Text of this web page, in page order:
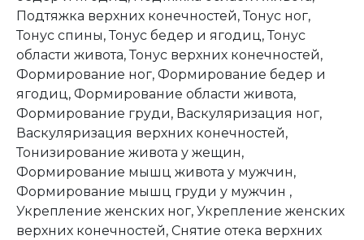
Подтяжка верхних конечностей, Тонус ног,
Тонус спины, Тонус бедер и ягодиц, Тонус
области живота, Тонус верхних конечностей,
Формирование ног, Формирование бедер и
ягодиц, Формирование области живота,
Формирование груди, Васкуляризация ног,
Васкуляризация верхних конечностей,
Тонизирование живота у жещин,
Формирование мышц живота у мужчин,
Формирование мышц груди у мужчин ,
Укрепление женских ног, Укрепление женских
верхних конечностей, Снятие отека верхних